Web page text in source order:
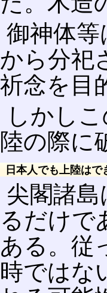
御神体
から分祀
祈念を目
しかし
陸の際に
日本人でも上陸はで
尖閣諸
るだけで
ある。従
時ではな